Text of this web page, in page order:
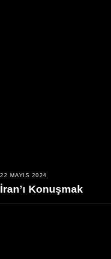
22 MAYIS 2024
İran’ı Konuşmak